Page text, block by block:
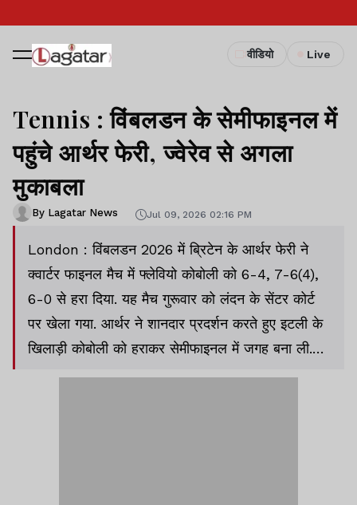
वीडियो Live
Tennis : विंबलडन के सेमीफाइनल में
पहुंचे आर्थर फेरी, ज्वेरेव से अगला
मुकाबला
By Lagatar News Jul 09, 2026 02:16 PM
London : विंबलडन 2026 में ब्रिटेन के आर्थर फेरी ने
क्वार्टर फाइनल मैच में फ्लेवियो कोबोली को 6-4, 7-6(4),
6-0 से हरा दिया. यह मैच गुरूवार को लंदन के सेंटर कोर्ट
पर खेला गया. आर्थर ने शानदार प्रदर्शन करते हुए इटली के
खिलाड़ी कोबोली को हराकर सेमीफाइनल में जगह बना ली.